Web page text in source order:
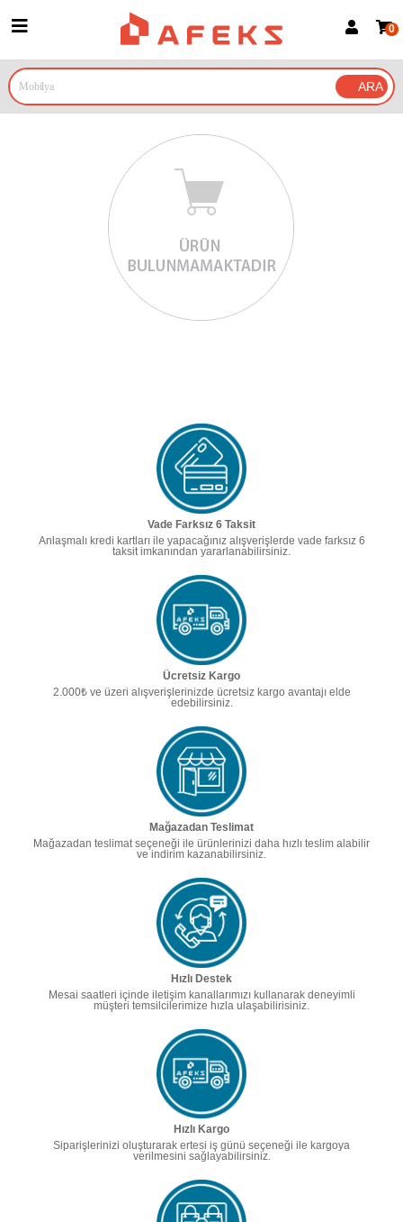
Google İle Bağlan
0
Vade Farksız 6 Taksit
Anlaşmalı kredi kartları ile yapacağınız alışverişlerde vade farksız 6
taksit imkanından yararlanabilirsiniz.
Ücretsiz Kargo
2.000₺ ve üzeri alışverişlerinizde ücretsiz kargo avantajı elde
edebilirsiniz.
Mağazadan Teslimat
Mağazadan teslimat seçeneği ile ürünlerinizi daha hızlı teslim alabilir
ve indirim kazanabilirsiniz.
Hızlı Destek
Mesai saatleri içinde iletişim kanallarımızı kullanarak deneyimli
müşteri temsilcilerimize hızla ulaşabilirisiniz.
Hızlı Kargo
Siparişlerinizi oluşturarak ertesi iş günü seçeneği ile kargoya
verilmesini sağlayabilirsiniz.